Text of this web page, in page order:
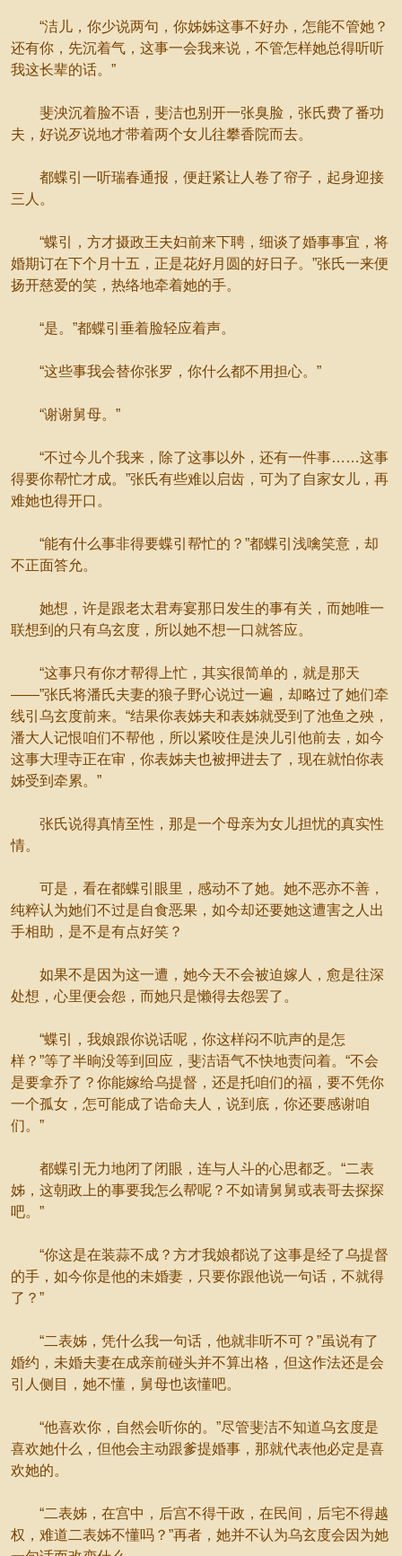
“洁儿，你少说两句，你姊姊这事不好办，怎能不管她？
还有你，先沉着气，这事一会我来说，不管怎样她总得听听
我这长辈的话。”
斐泱沉着脸不语，斐洁也别开一张臭脸，张氏费了番功
夫，好说歹说地才带着两个女儿往攀香院而去。
都蝶引一听瑞春通报，便赶紧让人卷了帘子，起身迎接
三人。
“蝶引，方才摄政王夫妇前来下聘，细谈了婚事事宜，将
婚期订在下个月十五，正是花好月圆的好日子。”张氏一来便
扬开慈爱的笑，热络地牵着她的手。
“是。”都蝶引垂着脸轻应着声。
“这些事我会替你张罗，你什么都不用担心。”
“谢谢舅母。”
“不过今儿个我来，除了这事以外，还有一件事……这事
得要你帮忙才成。”张氏有些难以启齿，可为了自家女儿，再
难她也得开口。
“能有什么事非得要蝶引帮忙的？”都蝶引浅噙笑意，却
不正面答允。
她想，许是跟老太君寿宴那日发生的事有关，而她唯一
联想到的只有乌玄度，所以她不想一口就答应。
“这事只有你才帮得上忙，其实很简单的，就是那天
——”张氏将潘氏夫妻的狼子野心说过一遍，却略过了她们牵
线引乌玄度前来。“结果你表姊夫和表姊就受到了池鱼之殃，
潘大人记恨咱们不帮他，所以紧咬住是泱儿引他前去，如今
这事大理寺正在审，你表姊夫也被押进去了，现在就怕你表
姊受到牵累。”
张氏说得真情至性，那是一个母亲为女儿担忧的真实性
情。
可是，看在都蝶引眼里，感动不了她。她不恶亦不善，
纯粹认为她们不过是自食恶果，如今却还要她这遭害之人出
手相助，是不是有点好笑？
如果不是因为这一遭，她今天不会被迫嫁人，愈是往深
处想，心里便会怨，而她只是懒得去怨罢了。
“蝶引，我娘跟你说话呢，你这样闷不吭声的是怎
样？”等了半晌没等到回应，斐洁语气不快地责问着。“不会
是要拿乔了？你能嫁给乌提督，还是托咱们的福，要不凭你
一个孤女，怎可能成了诰命夫人，说到底，你还要感谢咱
们。”
都蝶引无力地闭了闭眼，连与人斗的心思都乏。“二表
姊，这朝政上的事要我怎么帮呢？不如请舅舅或表哥去探探
吧。”
“你这是在装蒜不成？方才我娘都说了这事是经了乌提督
的手，如今你是他的未婚妻，只要你跟他说一句话，不就得
了？”
“二表姊，凭什么我一句话，他就非听不可？”虽说有了
婚约，未婚夫妻在成亲前碰头并不算出格，但这作法还是会
引人侧目，她不懂，舅母也该懂吧。
“他喜欢你，自然会听你的。”尽管斐洁不知道乌玄度是
喜欢她什么，但他会主动跟爹提婚事，那就代表他必定是喜
欢她的。
“二表姊，在宫中，后宫不得干政，在民间，后宅不得越
权，难道二表姊不懂吗？”再者，她并不认为乌玄度会因为她